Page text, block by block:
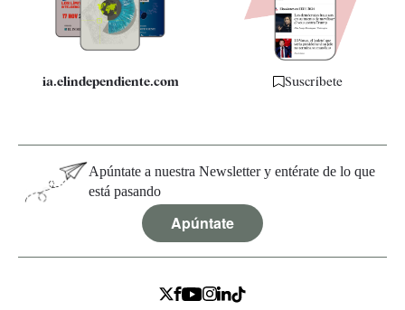
Especificaciones
ia.elindependiente.com Suscríbete
Apúntate a nuestra Newsletter y entérate de lo que
está pasando
Apúntate